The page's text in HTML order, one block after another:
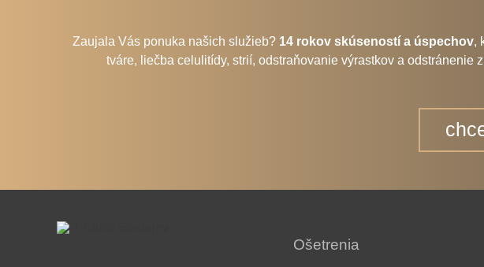
Zaujala Vás ponuka našich služieb? 14 rokov skúseností a úspechov,
tváre, liečba celulitídy, strií, odstraňovanie výrastkov a
Ošetrenia